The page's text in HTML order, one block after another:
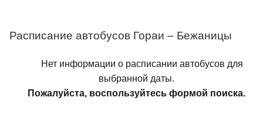
Расписание автобусов Гораи – Бежаницы
Нет информации о расписании автобусов для
выбранной даты.
Пожалуйста, воспользуйтесь формой поиска.